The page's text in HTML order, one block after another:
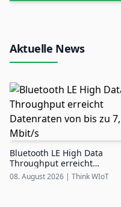
Aktuelle News
Bluetooth LE High Data
Throughput erreicht
Datenraten von bis zu 7,5
Mbit/s
08. August 2026 | Think WIoT